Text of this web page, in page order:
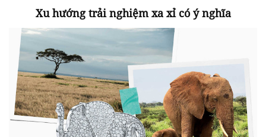
Xu hướng trải nghiệm xa xỉ có ý nghĩa